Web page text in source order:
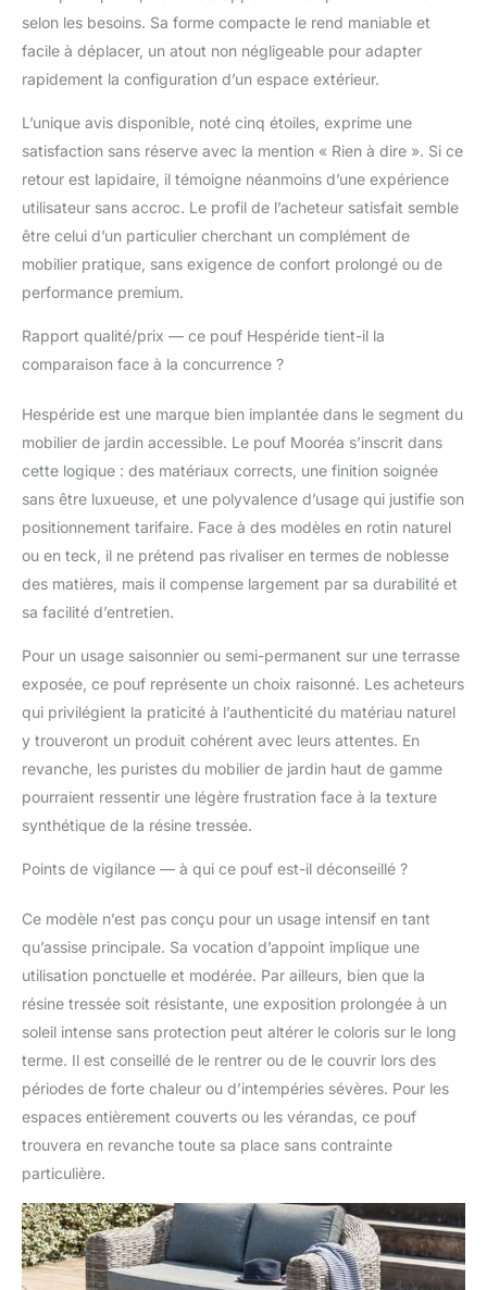
selon les besoins. Sa forme compacte le rend maniable et
facile à déplacer, un atout non négligeable pour adapter
rapidement la configuration d’un espace extérieur.
L’unique avis disponible, noté cinq étoiles, exprime une
satisfaction sans réserve avec la mention « Rien à dire ». Si ce
retour est lapidaire, il témoigne néanmoins d’une expérience
utilisateur sans accroc. Le profil de l’acheteur satisfait semble
être celui d’un particulier cherchant un complément de
mobilier pratique, sans exigence de confort prolongé ou de
performance premium.
Rapport qualité/prix — ce pouf Hespéride tient-il la
comparaison face à la concurrence ?
Hespéride est une marque bien implantée dans le segment du
mobilier de jardin accessible. Le pouf Mooréa s’inscrit dans
cette logique : des matériaux corrects, une finition soignée
sans être luxueuse, et une polyvalence d’usage qui justifie son
positionnement tarifaire. Face à des modèles en rotin naturel
ou en teck, il ne prétend pas rivaliser en termes de noblesse
des matières, mais il compense largement par sa durabilité et
sa facilité d’entretien.
Pour un usage saisonnier ou semi-permanent sur une terrasse
exposée, ce pouf représente un choix raisonné. Les acheteurs
qui privilégient la praticité à l’authenticité du matériau naturel
y trouveront un produit cohérent avec leurs attentes. En
revanche, les puristes du mobilier de jardin haut de gamme
pourraient ressentir une légère frustration face à la texture
synthétique de la résine tressée.
Points de vigilance — à qui ce pouf est-il déconseillé ?
Ce modèle n’est pas conçu pour un usage intensif en tant
qu’assise principale. Sa vocation d’appoint implique une
utilisation ponctuelle et modérée. Par ailleurs, bien que la
résine tressée soit résistante, une exposition prolongée à un
soleil intense sans protection peut altérer le coloris sur le long
terme. Il est conseillé de le rentrer ou de le couvrir lors des
périodes de forte chaleur ou d’intempéries sévères. Pour les
espaces entièrement couverts ou les vérandas, ce pouf
trouvera en revanche toute sa place sans contrainte
particulière.